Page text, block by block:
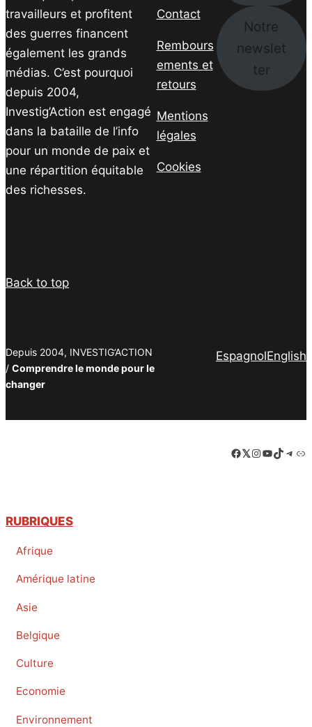
travailleurs et profitent
des guerres financent
également les grands
médias. C’est pourquoi
depuis 2004,
Investig’Action est engagé
dans la bataille de l’info
pour un monde de paix et
une répartition équitable
des richesses.
Contact
Rembours
ements et
retours
Mentions
légales
Cookies
Notre
newslet
ter
Back to top
Depuis 2004, INVESTIG’ACTION
/ Comprendre le monde pour le
changer
EspagnolEnglish
Facebook
LinkedIn
Instagram
YouTube
TikTok
RUBRIQUES
Afrique
Amérique latine
Asie
Belgique
Culture
Economie
Environnement